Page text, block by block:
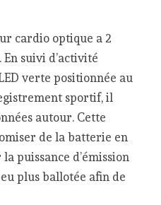
cardio optique a 2
suivi d’activité
verte positionnée au
sportif, il
autour. Cette
de la batterie en
puissance d’émission
plus ballotée afin de